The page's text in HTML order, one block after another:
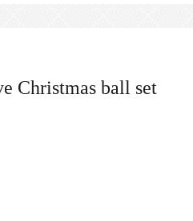
Christmas ball set